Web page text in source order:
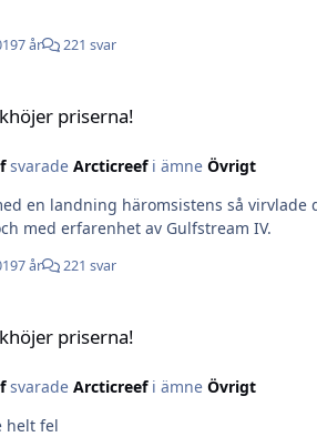
7 år 221 svar
priserna!
svarade Arcticreefi ämne Övrigt
en landning häromsistens så
med erfarenhet av Gulfstream IV.
7 år 221 svar
priserna!
svarade Arcticreefi ämne Övrigt
helt fel